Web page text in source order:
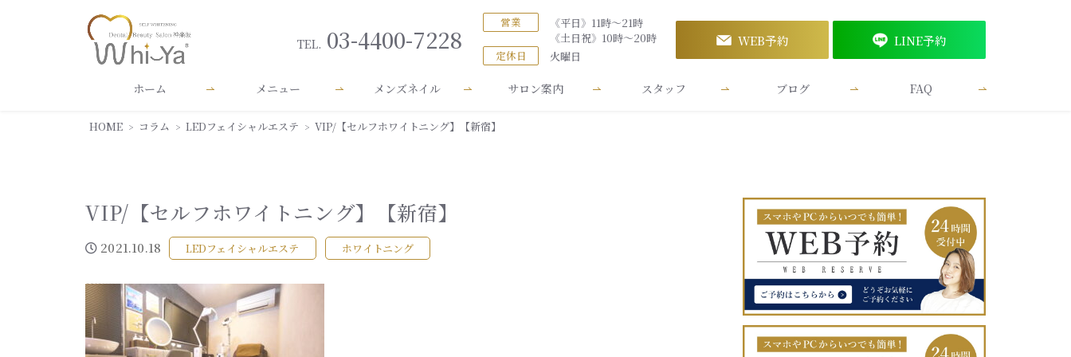
TEL. 03-4400-7228
営業
《平日》11時～21時
《土日祝》10時～20時
定休日 火曜日
WEB予約 LINE予約
ホーム メニュー メンズネイル サロン案内 スタッフ ブログ FAQ
HOME コラム LEDフェイシャルエステ VIP/【セルフホワイトニング】【新宿】
VIP/【セルフホワイトニング】【新宿】
2021.10.18 LEDフェイシャルエステ ホワイトニング